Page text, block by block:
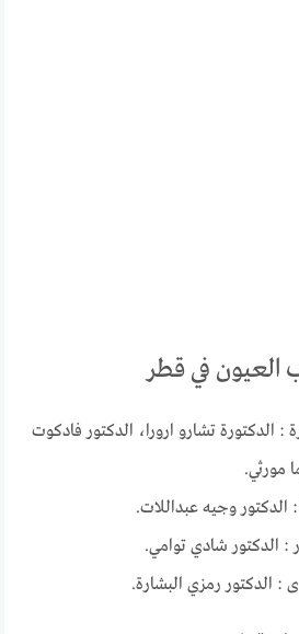
في قطر
: الدكتورة تشارو ارورا، الدكتور فادكوت
مورثي.
وجيه عبداللات.
: الدكتور شادي توامي.
: الدكتور رمزي البشارة.